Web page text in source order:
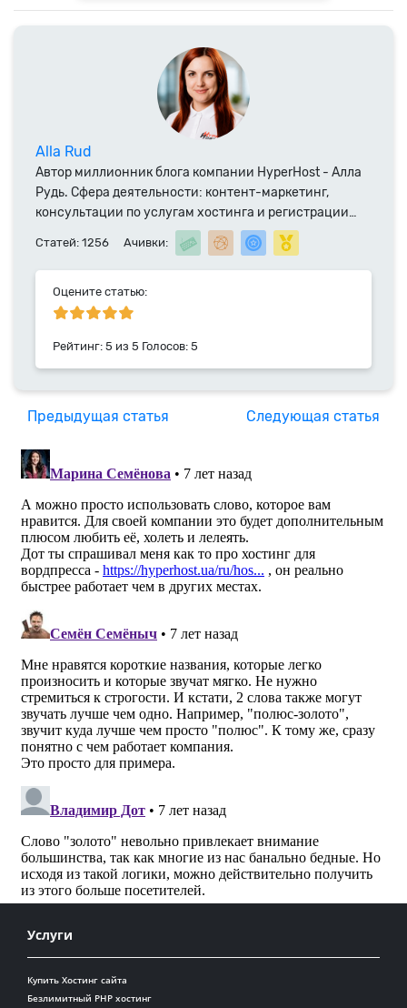
Alla Rud
Автор миллионник блога компании HyperHost - Алла
Рудь. Сфера деятельности: контент-маркетинг,
консультации по услугам хостинга и регистрации
доменных имен. Специалист компании HyperHost.UA
Статей: 1256 Ачивки:
Оцените статью:
Рейтинг: 5 из 5 Голосов: 5
Предыдущая статья Следующая статья
Услуги
Купить Хостинг сайта
Безлимитный PHP хостинг